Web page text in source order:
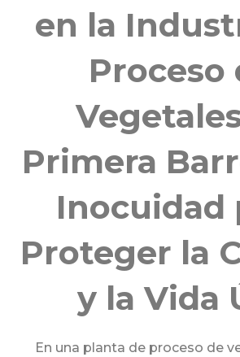
en la
Proceso
Primera
Inocuidad
Proteger la
y la Vida
En una planta de proceso de